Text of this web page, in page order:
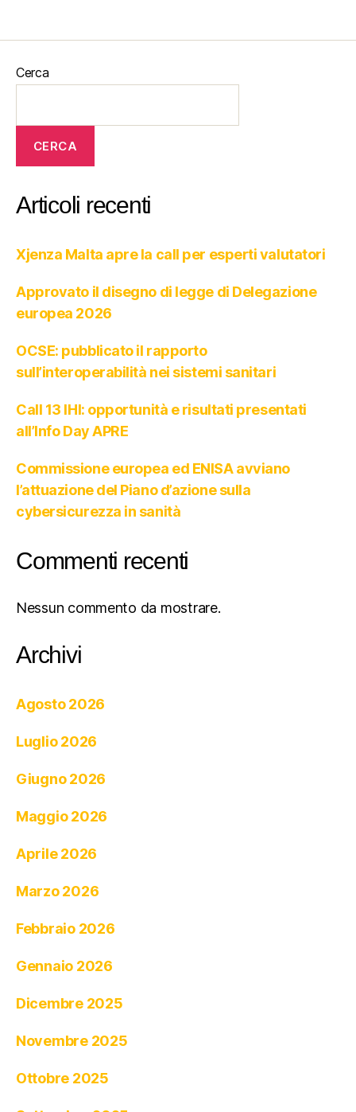
Cerca
CERCA
Articoli recenti
Xjenza Malta apre la call per esperti valutatori
Approvato il disegno di legge di Delegazione
europea 2026
OCSE: pubblicato il rapporto
sull’interoperabilità nei sistemi sanitari
Call 13 IHI: opportunità e risultati presentati
all’Info Day APRE
Commissione europea ed ENISA avviano
l’attuazione del Piano d’azione sulla
cybersicurezza in sanità
Commenti recenti
Nessun commento da mostrare.
Archivi
Agosto 2026
Luglio 2026
Giugno 2026
Maggio 2026
Aprile 2026
Marzo 2026
Febbraio 2026
Gennaio 2026
Dicembre 2025
Novembre 2025
Ottobre 2025